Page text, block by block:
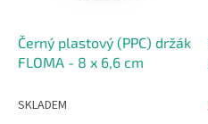
Černý plastový (PPC) držák
FLOMA - 8 x 6,6 cm
SKLADEM